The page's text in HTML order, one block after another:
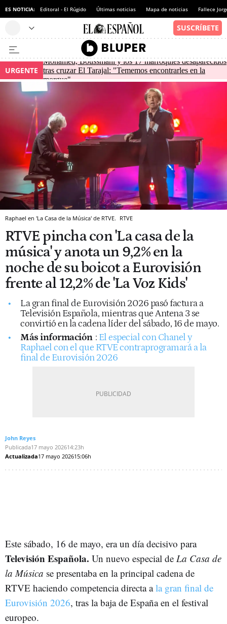
ES NOTICIA: Editoral - El Rúgido Últimas noticias Mapa de noticias Fallece
URGENTE
Mohamed, Boussmahi y los 17 marroquíes desaparecidos
tras cruzar El Tarajal: "Tememos encontrarles en la
morgue"
Raphael en 'La Casa de la Música' de RTVE. RTVE
RTVE pincha con 'La casa de la
música' y anota un 9,2% en la
noche de su boicot a Eurovisión
frente al 12,2% de 'La Voz Kids'
La gran final de Eurovisión 2026 pasó factura a
Televisión Española, mientras que Antena 3 se
convirtió en la cadena líder del sábado, 16 de mayo.
Más información : El especial con Chanel y
Raphael con el que RTVE contraprogramará a la
final de Eurovisión 2026
John Reyes
Publicada17 mayo 202614:23h
Actualizada17 mayo 202615:06h
Este sábado, 16 de mayo, era un día decisivo para
Televisión Española. Un nuevo especial de La Casa de
la Música se presentaba en la principal cadena de
RTVE haciendo competencia directa ala gran final de
Eurovisión 2026, tras la baja de España en el festival
europeo.